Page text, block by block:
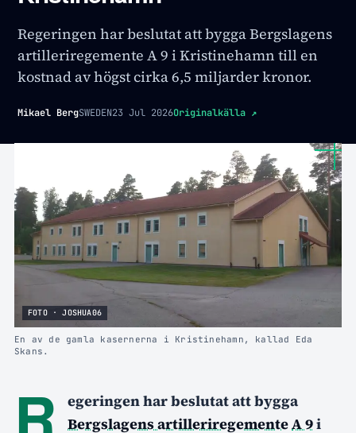
Regeringen har beslutat att bygga Bergslagens
artilleriregemente A 9 i Kristinehamn till en
kostnad av högst cirka 6,5 miljarder kronor.
Mikael BergSWEDEN23 Jul 2026Originalkälla ↗
FOTO · JOSHUA06
En av de gamla kasernerna i Kristinehamn, kallad Eda
Skans.
egeringen har beslutat att bygga
Bergslagens artilleriregementeA 9i